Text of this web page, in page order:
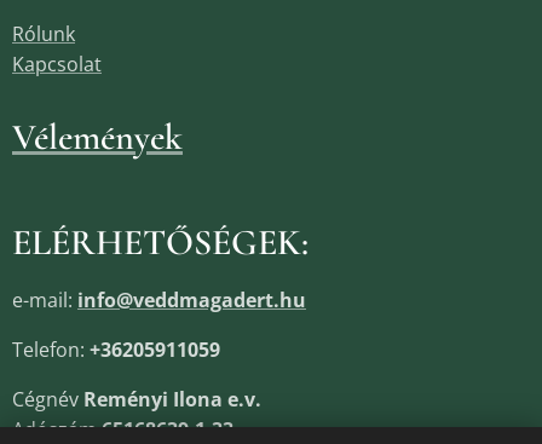
Rólunk
Kapcsolat
Vélemények
ELÉRHETŐSÉGEK:
e-mail: info@veddmagadert.hu
Telefon: +36205911059
Cégnév Reményi Ilona e.v.
Adószám65168639-1-33